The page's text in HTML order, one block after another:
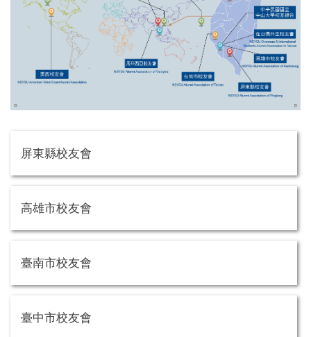
屏東縣校友會
高雄市校友會
臺南市校友會
臺中市校友會